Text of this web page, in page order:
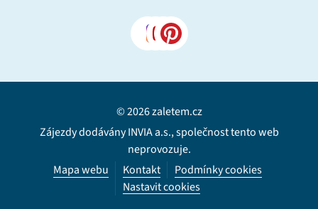
© 2026 zaletem.cz
Zájezdy dodávány INVIA a.s., společnost tento web
neprovozuje.
Mapa webu
Kontakt
Podmínky cookies
Nastavit cookies